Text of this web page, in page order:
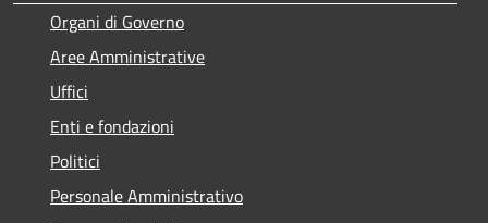
Organi di Governo
Aree Amministrative
Uffici
Enti e fondazioni
Politici
Personale Amministrativo